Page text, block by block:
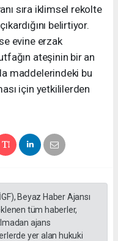
sıra iklimsel rekolte
belirtiyor.
evine erzak
ateşinin bir an
maddelerindeki bu
için yetkililerden
Beyaz Haber Ajansı
tüm haberler,
ajans
yer alan hukuki